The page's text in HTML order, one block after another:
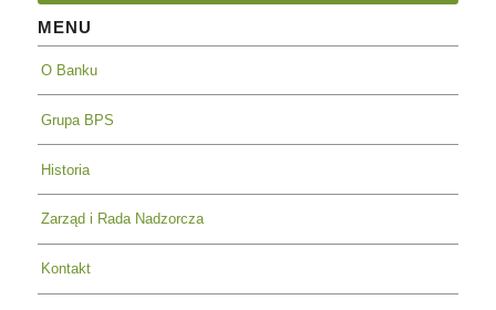
MENU
O Banku
Grupa BPS
Historia
Zarząd i Rada Nadzorcza
Kontakt